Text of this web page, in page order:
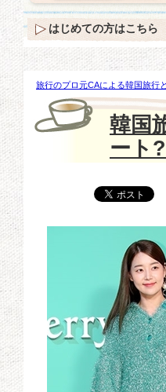
旅行のプロ元CAによる韓国旅行
ベージュ色のトレンチコート?
韓国
ート
はじめての方はこちら